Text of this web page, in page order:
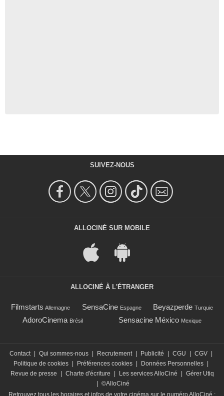
SUIVEZ-NOUS
ALLOCINÉ SUR MOBILE
ALLOCINÉ À L'ÉTRANGER
Filmstarts Allemagne SensaCine Espagne Beyazperde Turquie
AdoroCinema Brésil Sensacine México Mexique
Contact Qui sommes-nous Recrutement Publicité CGU CGV
Politique de cookies
Préférences cookies Données Personnelles
Revue de presse
Charte d'écriture Les services AlloCiné
Gérer Utiq
©AlloCiné